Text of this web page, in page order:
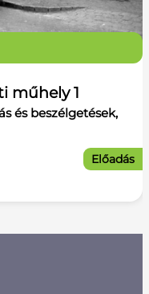
műhely 1
és beszélgetések,
Előadás